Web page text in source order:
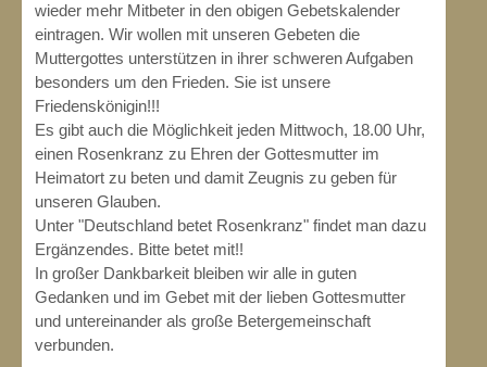
wieder mehr Mitbeter in den obigen Gebetskalender
eintragen. Wir wollen mit unseren Gebeten die
Muttergottes unterstützen in ihrer schweren Aufgaben
besonders um den Frieden. Sie ist unsere
Friedenskönigin!!!
Es gibt auch die Möglichkeit jeden Mittwoch, 18.00 Uhr,
einen Rosenkranz zu Ehren der Gottesmutter im
Heimatort zu beten und damit Zeugnis zu geben für
unseren Glauben.
Unter "Deutschland betet Rosenkranz" findet man dazu
Ergänzendes. Bitte betet mit!!
In großer Dankbarkeit bleiben wir alle in guten
Gedanken und im Gebet mit der lieben Gottesmutter
und untereinander als große Betergemeinschaft
verbunden.